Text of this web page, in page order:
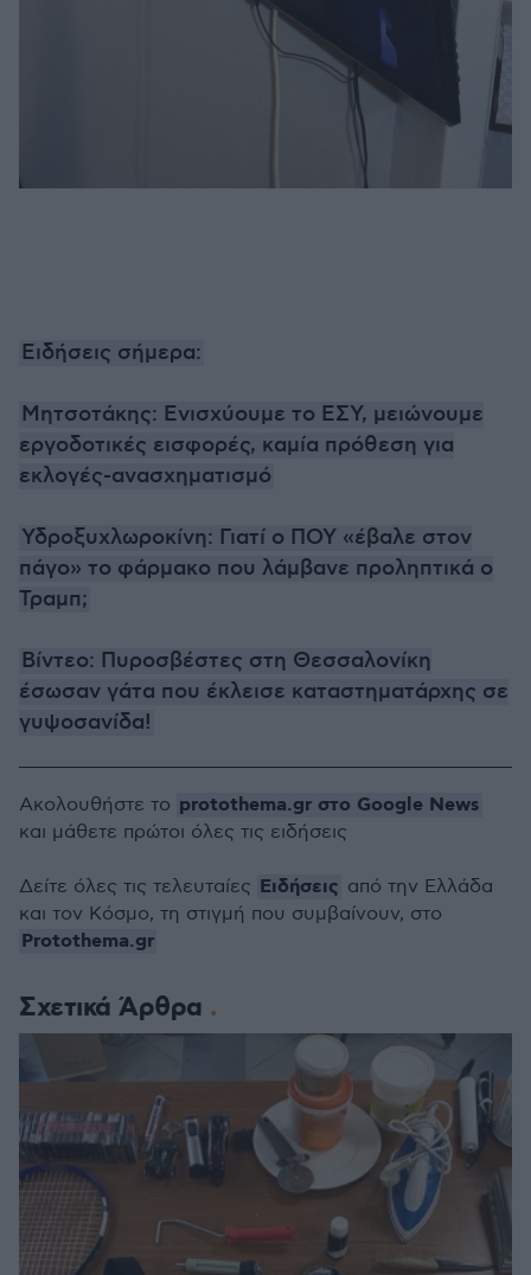
Ειδήσεις σήμερα:
Μητσοτάκης: Ενισχύουμε το ΕΣΥ, μειώνουμε
εργοδοτικές εισφορές, καμία πρόθεση για
εκλογές-ανασχηματισμό
Υδροξυχλωροκίνη: Γιατί ο ΠΟΥ «έβαλε στον
πάγο» το φάρμακο που λάμβανε προληπτικά ο
Τραμπ;
Βίντεο: Πυροσβέστες στη Θεσσαλονίκη
έσωσαν γάτα που έκλεισε καταστηματάρχης σε
γυψοσανίδα!
Σχετικά Άρθρα
Ακολουθήστε το protothema.gr στο Google News
και μάθετε πρώτοι όλες τις ειδήσεις
Δείτε όλες τις τελευταίες Ειδήσεις από την Ελλάδα
και τον Κόσμο, τη στιγμή που συμβαίνουν, στο
Protothema.gr